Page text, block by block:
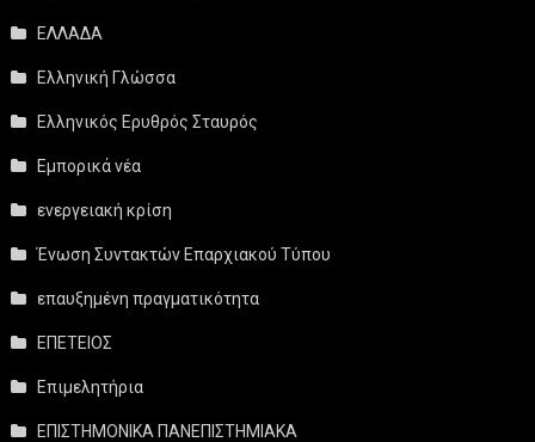
ΕΛΛΑΔΑ
Ελληνική Γλώσσα
Ελληνικός Ερυθρός Σταυρός
Εμπορικά νέα
ενεργειακή κρίση
Ένωση Συντακτών Επαρχιακού Τύπου
επαυξημένη πραγματικότητα
ΕΠΕΤΕΙΟΣ
Επιμελητήρια
ΕΠΙΣΤΗΜΟΝΙΚΑ ΠΑΝΕΠΙΣΤΗΜΙΑΚΑ